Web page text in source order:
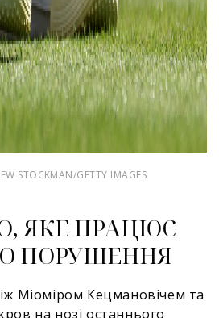
STOCKMAN/GETTY IMAGES
ЯКЕ ПРАЦЮЄ
ПОРУШЕННЯ
Міоміром Кецмановічем та
на нозі останнього